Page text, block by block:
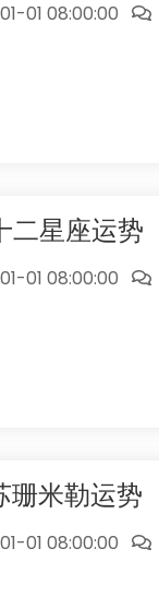
01 08:00:00
二星座运势
01 08:00:00
珊米勒运势
01 08:00:00